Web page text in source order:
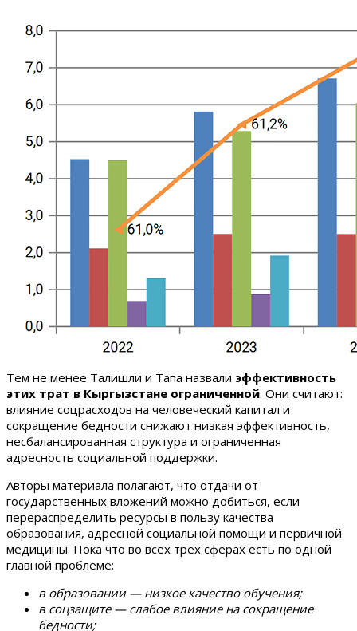
Тем не менее Талишли и Тапа назвали эффективность
этих трат в Кыргызстане ограниченной. Они считают:
влияние соцрасходов на человеческий капитал и
сокращение бедности снижают низкая эффективность,
несбалансированная структура и ограниченная
адресность социальной поддержки.
Авторы материала полагают, что отдачи от
государственных вложений можно добиться, если
перераспределить ресурсы в пользу качества
образования, адресной социальной помощи и первичной
медицины. Пока что во всех трёх сферах есть по одной
главной проблеме:
в образовании — низкое качество обучения;
в соцзащите — слабое влияние на сокращение
бедности;